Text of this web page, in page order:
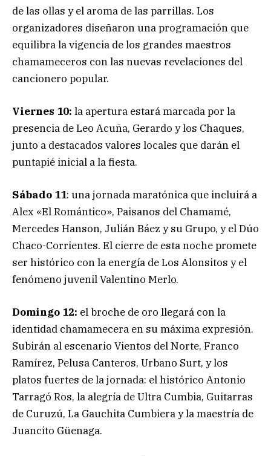
de las ollas y el aroma de las parrillas. Los
organizadores diseñaron una programación que
equilibra la vigencia de los grandes maestros
chamameceros con las nuevas revelaciones del
cancionero popular.
Viernes 10: la apertura estará marcada por la
presencia de Leo Acuña, Gerardo y los Chaques,
junto a destacados valores locales que darán el
puntapié inicial a la fiesta.
Sábado 11: una jornada maratónica que incluirá a
Alex «El Romántico», Paisanos del Chamamé,
Mercedes Hanson, Julián Báez y su Grupo, y el Dúo
Chaco-Corrientes. El cierre de esta noche promete
ser histórico con la energía de Los Alonsitos y el
fenómeno juvenil Valentino Merlo.
Domingo 12: el broche de oro llegará con la
identidad chamamecera en su máxima expresión.
Subirán al escenario Vientos del Norte, Franco
Ramírez, Pelusa Canteros, Urbano Surt, y los
platos fuertes de la jornada: el histórico Antonio
Tarragó Ros, la alegría de Ultra Cumbia, Guitarras
de Curuzú, La Gauchita Cumbiera y la maestría de
Juancito Güenaga.